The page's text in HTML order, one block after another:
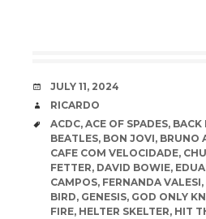
DATE
JULY 11, 2024
AUTHOR
RICARDO
TAGS
ACDC, ACE OF SPADES, BACK
BEATLES, BON JOVI, BRUNO
CAFE COM VELOCIDADE,
FETTER, DAVID BOWIE,
CAMPOS, FERNANDA VALESI,
BIRD, GENESIS, GOD ONLY
FIRE, HELTER SKELTER, HIT